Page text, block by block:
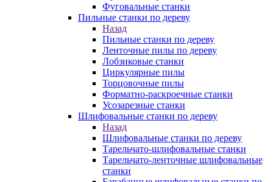
Фуговальные станки
Пильные станки по дереву
Назад
Пильные станки по дереву
Ленточные пилы по дереву
Лобзиковые станки
Циркулярные пилы
Торцовочные пилы
Форматно-раскроечные станки
Усозарезные станки
Шлифовальные станки по дереву
Назад
Шлифовальные станки по дереву
Тарельчато-шлифовальные станки
Тарельчато-ленточные шлифовальные
станки